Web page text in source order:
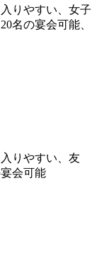
りやすい、女子
名の宴会可能、
りやすい、友
会可能